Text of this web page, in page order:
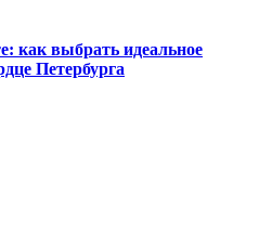
как выбрать идеальное
Петербурга